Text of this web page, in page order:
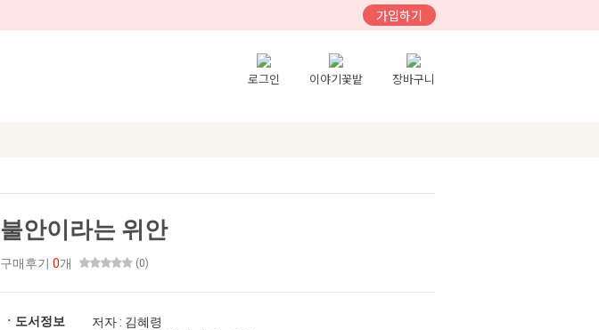
가입하기
로그인 이야기꽃밭 장바구니
불안이라는 위안
구매후기 0개 (0)
ㆍ도서정보
저자 : 김혜령